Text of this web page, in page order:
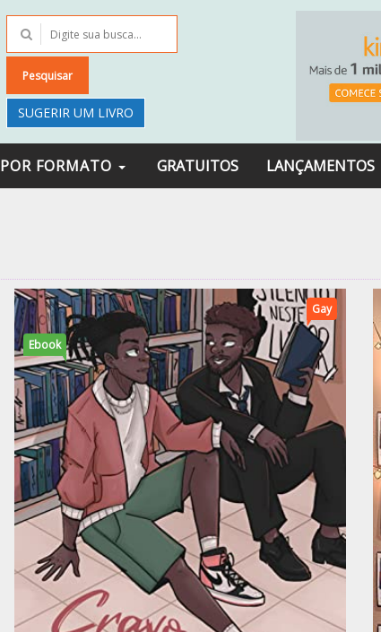
Pesquisar
SUGERIR UM LIVRO
POR FORMATO GRATUITOS LANÇAMENTOS
Ebook
Gay